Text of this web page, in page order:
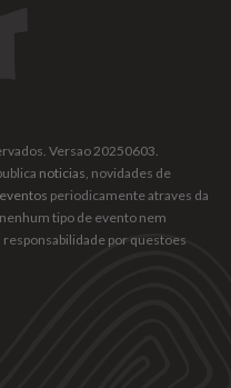
Versao 20250603.
noticias , novidades de
eventos periodicamente atraves da
tipo de evento nem
por questoes